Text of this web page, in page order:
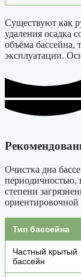
Существуют как
удаления осадка
объёма бассейна,
эксплуатации.
Очистка дна
периодичностью,
степени
ориентировочной
Тип бассейна
Частный крытый
бассейн